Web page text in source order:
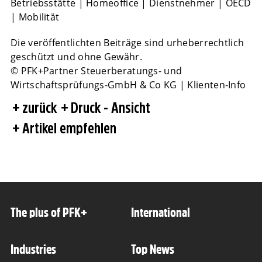
Betriebsstätte Homeoffice Dienstnehmer
OECD
| Mobilität
Die veröffentlichten Beiträge sind urheberrechtlich
geschützt und ohne Gewähr.
© PFK+Partner Steuerberatungs- und
Wirtschaftsprüfungs-GmbH & Co KG | Klienten-Info
zurück
Druck - Ansicht
Artikel empfehlen
The plus of PFK+
Industries
International
Top News